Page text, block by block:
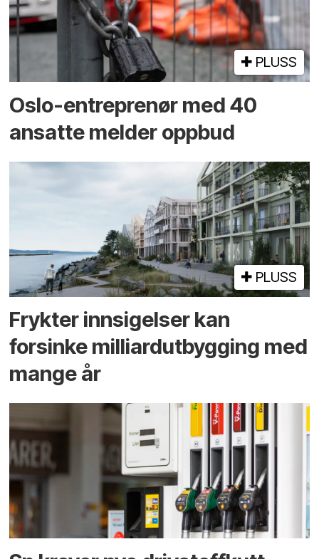
PLUSS
Oslo-entreprenør med 40
ansatte melder oppbud
PLUSS
Frykter innsigelser kan
forsinke milliard­utbygging med
mange år